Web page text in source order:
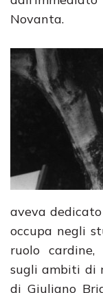
Novanta.
aveva
occupa negli
ruolo
sugli ambiti di
di Giuliano